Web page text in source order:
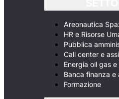
Areonautica
HR e Risorse
Pubblica
Call center e
Energia oil gas
Banca finanza e
Formazione